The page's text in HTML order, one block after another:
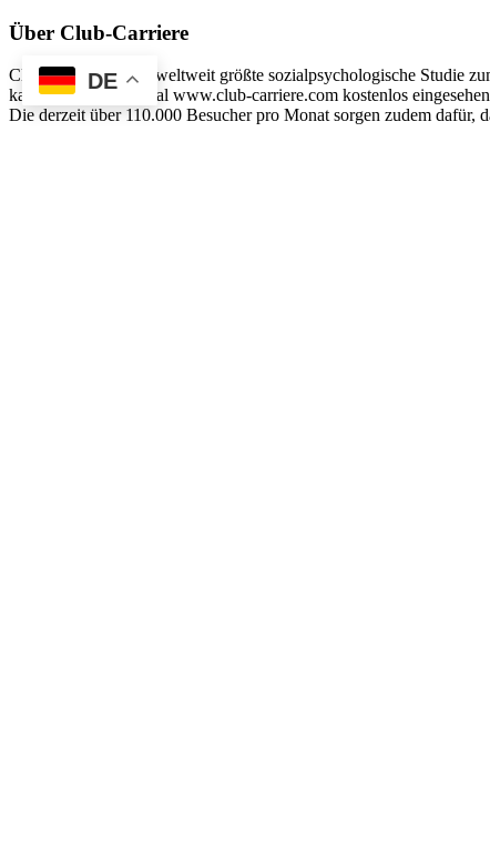
DE
Über Club-Carriere
Club-Carriere ist die weltweit größte sozialpsychologische Studie
kann auf diesem Portal www.club-carriere.com kostenlos
Die derzeit über 110.000 Besucher pro Monat sorgen zudem